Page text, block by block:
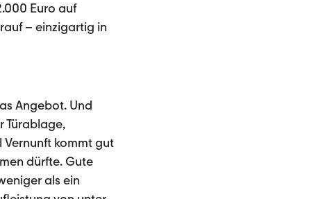
Euro auf
– einzigartig in
Angebot. Und
Türablage,
Vernunft kommt gut
dürfte. Gute
als ein